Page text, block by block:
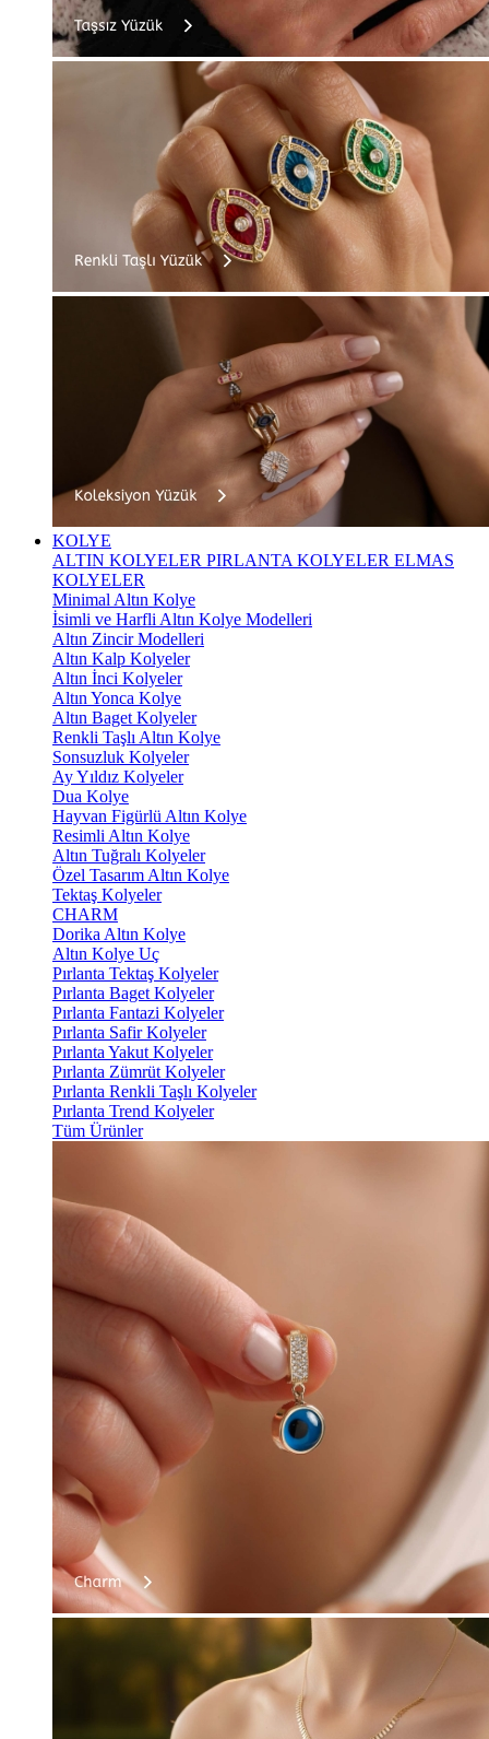
KOLYE
ALTIN KOLYELER PIRLANTA KOLYELER ELMAS
KOLYELER
Minimal Altın Kolye
İsimli ve Harfli Altın Kolye Modelleri
Altın Zincir Modelleri
Altın Kalp Kolyeler
Altın İnci Kolyeler
Altın Yonca Kolye
Altın Baget Kolyeler
Renkli Taşlı Altın Kolye
Sonsuzluk Kolyeler
Ay Yıldız Kolyeler
Dua Kolye
Hayvan Figürlü Altın Kolye
Resimli Altın Kolye
Altın Tuğralı Kolyeler
Özel Tasarım Altın Kolye
Tektaş Kolyeler
CHARM
Dorika Altın Kolye
Altın Kolye Uç
Pırlanta Tektaş Kolyeler
Pırlanta Baget Kolyeler
Pırlanta Fantazi Kolyeler
Pırlanta Safir Kolyeler
Pırlanta Yakut Kolyeler
Pırlanta Zümrüt Kolyeler
Pırlanta Renkli Taşlı Kolyeler
Pırlanta Trend Kolyeler
Tüm Ürünler